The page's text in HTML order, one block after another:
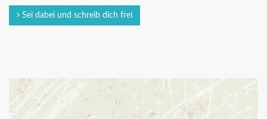
Sei dabei und schreib dich frei